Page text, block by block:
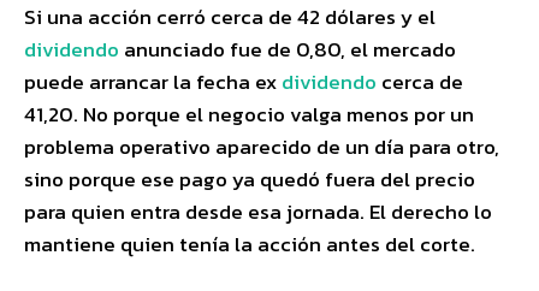
Si una acción cerró cerca de 42 dólares y el
dividendo anunciado fue de 0,80, el mercado
puede arrancar la fecha exdividendo cerca de
41,20. No porque el negocio valga menos por un
problema operativo aparecido de un día para otro,
sino porque ese pago ya quedó fuera del precio
para quien entra desde esa jornada. El derecho lo
mantiene quien tenía la acción antes del corte.